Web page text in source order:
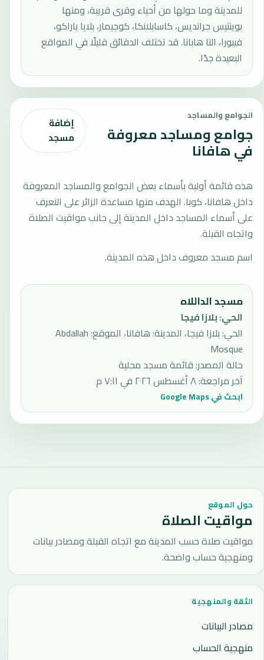
للمدينة وما حولها من أحياء وقرى قريبة، ومنها
بوينتيس جرانديس، كاسابلانكا، كوجيمار، بلايا باراكو،
فيبورا، التا هابانا. قد تختلف الدقائق قليلًا في المواقع
البعيدة جدًا.
الجوامع والمساجد
جوامع ومساجد معروفة
في هافانا
إضافة
مسجد
هذه قائمة أولية بأسماء بعض الجوامع والمساجد المعروفة
داخل هافانا، كوبا. الهدف منها مساعدة الزائر على التعرف
على أسماء المساجد داخل المدينة إلى جانب مواقيت الصلاة
واتجاه القبلة.
اسم مسجد معروف داخل هذه المدينة.
مسجد الداللاه
الحي:بلازا فيجا
الحي: بلازا فيجا، المدينة: هافانا، الموقع: Abdallah
Mosque
حالة المصدر:قائمة مسجد محلية
آخر مراجعة:٨ أغسطس ٢٠٢٦ في ٧:١١ م
ابحث في Google Maps
حول الموقع
مواقيت الصلاة
مواقيت صلاة حسب المدينة مع اتجاه القبلة ومصادر بيانات
ومنهجية حساب واضحة.
الثقة والمنهجية
مصادر البيانات
منهجية الحساب